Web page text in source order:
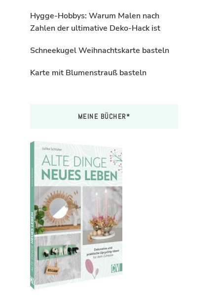
Hygge-Hobbys: Warum Malen nach
Zahlen der ultimative Deko-Hack ist
Schneekugel Weihnachtskarte basteln
Karte mit Blumenstrauß basteln
MEINE BÜCHER*